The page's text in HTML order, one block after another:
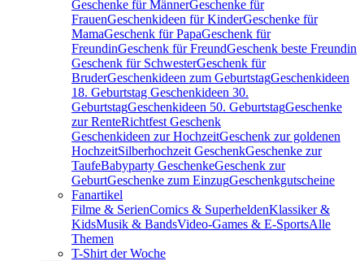
Geschenke für MännerGeschenke für
FrauenGeschenkideen für KinderGeschenke für
MamaGeschenk für PapaGeschenk für
FreundinGeschenk für FreundGeschenk beste Freundin
Geschenk für SchwesterGeschenk für
BruderGeschenkideen zum GeburtstagGeschenkideen
18. Geburtstag Geschenkideen 30.
GeburtstagGeschenkideen 50. GeburtstagGeschenke
zur RenteRichtfest Geschenk
Geschenkideen zur HochzeitGeschenk zur goldenen
HochzeitSilberhochzeit GeschenkGeschenke zur
TaufeBabyparty GeschenkeGeschenk zur
GeburtGeschenke zum EinzugGeschenkgutscheine
Fanartikel
Filme & SerienComics & SuperheldenKlassiker &
KidsMusik & BandsVideo-Games & E-SportsAlle
Themen
T-Shirt der Woche